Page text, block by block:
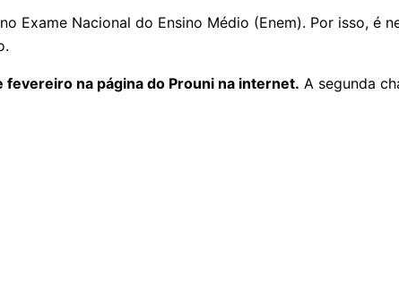
Exame Nacional do Ensino Médio (Enem). Por isso, é
na página do Prouni na internet. A segunda